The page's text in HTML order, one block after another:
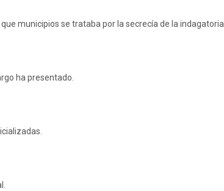
municipios se trataba por la secrecía de la indagatoria.
ha presentado.